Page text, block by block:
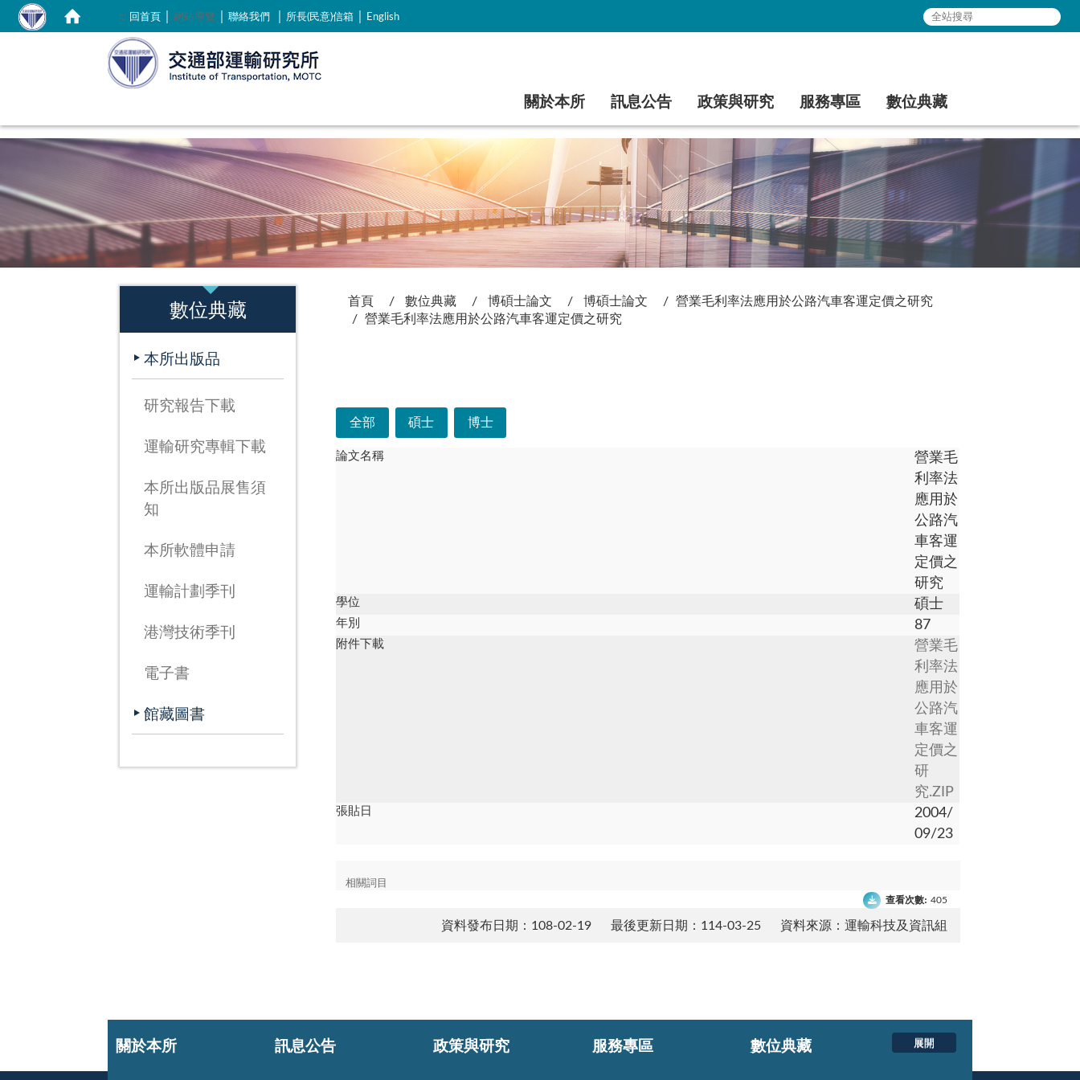
::: 回首頁｜ 網站導覽 聯絡我們｜ 所長(民意)信箱｜ English
關於本所 訊息公告 政策與研究 服務專區 數位典藏
數位典藏
本所出版品
研究報告下載
運輸研究專輯下載
本所出版品展售須
知
本所軟體申請
運輸計劃季刊
港灣技術季刊
電子書
館藏圖書
首頁 數位典藏 博碩士論文 博碩士論文
營業毛利率法應用於公路汽車客運定價之研究
營業毛利率法應用於公路汽車客運定價之研究
全部 碩士 博士
論文名稱
營業毛
利率法
應用於
公路汽
車客運
定價之
研究
學位 碩士
年別 87
附件下載
營業毛
利率法
應用於
公路汽
車客運
定價之
研
究.ZIP
張貼日
2004/
09/23
相關詞目
查看次數: 405
資料發布日期：108-02-19 最後更新日期：114-03-25 資料來源：運輸科技及資訊組
展開
關於本所 訊息公告 政策與研究 服務專區 數位典藏